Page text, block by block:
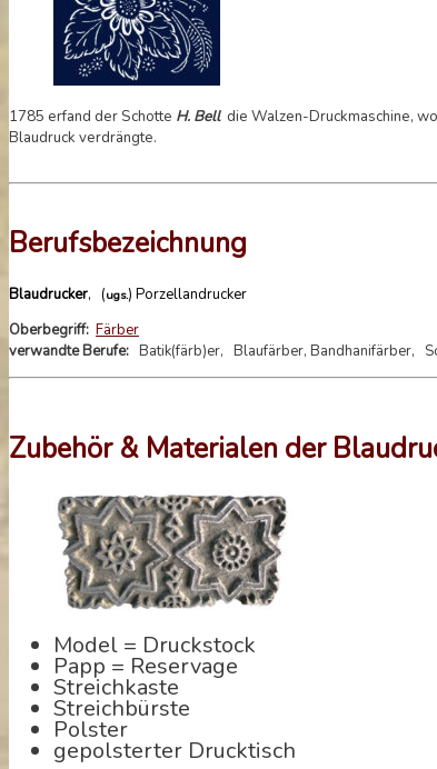
1785 erfand der Schotte H. Belldie Walzen-Druckmaschine,
Blaudruck verdrängte.
Berufsbezeichnung
Blaudrucker, (ugs.) Porzellandrucker
Oberbegriff: Färber
verwandte Berufe: Batik(färb)er, Blaufärber, Bandhanifärber,
Zubehör & Materialen der
Model = Druckstock
Papp = Reservage
Streichkaste
Streichbürste
Polster
gepolsterter Drucktisch